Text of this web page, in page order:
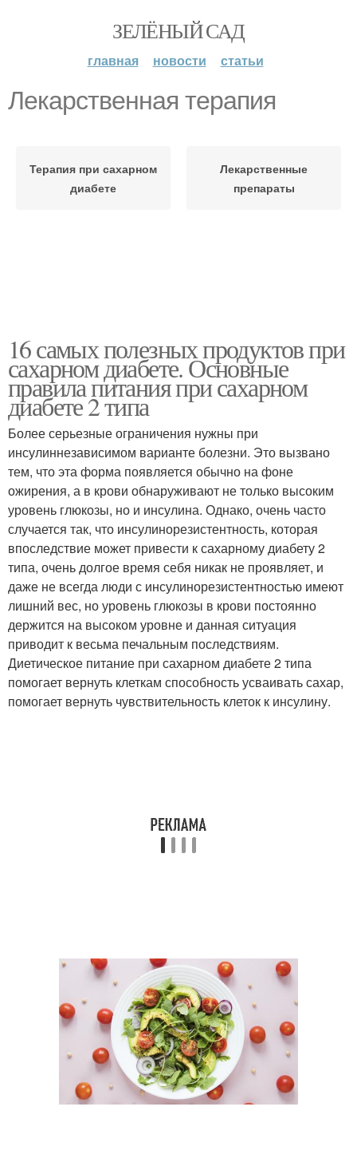
ЗЕЛЁНЫЙ САД
главная новости статьи
Лекарственная терапия
Терапия при сахарном
диабете
Лекарственные
препараты
16 самых полезных продуктов при
сахарном диабете. Основные
правила питания при сахарном
диабете 2 типа
Более серьезные ограничения нужны при
инсулиннезависимом варианте болезни. Это вызвано
тем, что эта форма появляется обычно на фоне
ожирения, а в крови обнаруживают не только высоким
уровень глюкозы, но и инсулина. Однако, очень часто
случается так, что инсулинорезистентность, которая
впоследствие может привести к сахарному диабету 2
типа, очень долгое время себя никак не проявляет, и
даже не всегда люди с инсулинорезистентностью имеют
лишний вес, но уровень глюкозы в крови постоянно
держится на высоком уровне и данная ситуация
приводит к весьма печальным последствиям.
Диетическое питание при сахарном диабете 2 типа
помогает вернуть клеткам способность усваивать сахар,
помогает вернуть чувствительность клеток к инсулину.